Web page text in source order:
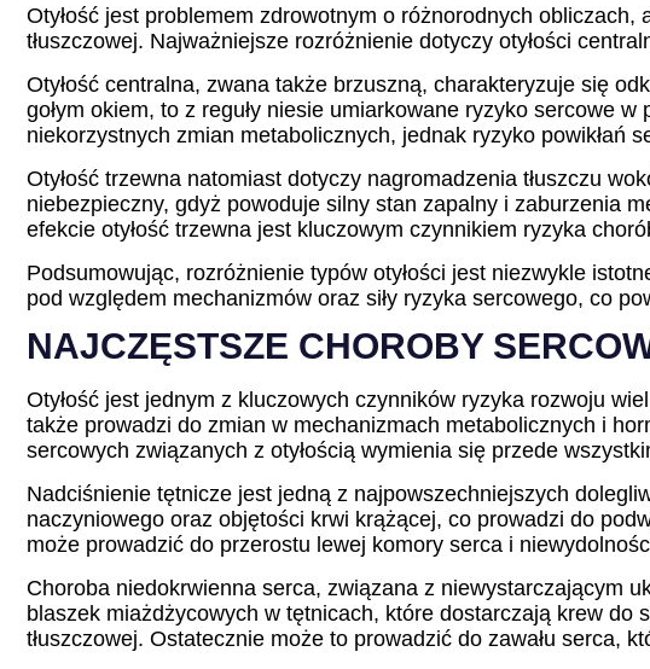
Otyłość jest problemem zdrowotnym o różnorodnych
tłuszczowej. Najważniejsze rozróżnienie dotyczy otyłości
Otyłość centralna, zwana także brzuszną, charakteryzuje się
gołym okiem, to z reguły niesie umiarkowane ryzyko sercowe
niekorzystnych zmian metabolicznych, jednak ryzyko powikłań
Otyłość trzewna natomiast dotyczy nagromadzenia tłuszczu
niebezpieczny, gdyż powoduje silny stan zapalny i zaburzenia
efekcie otyłość trzewna jest kluczowym czynnikiem ryzyka
Podsumowując, rozróżnienie typów otyłości jest niezwykle
pod względem mechanizmów oraz siły ryzyka sercowego, co
NAJCZĘSTSZE CHOROBY
Otyłość jest jednym z kluczowych czynników ryzyka rozwoju
także prowadzi do zmian w mechanizmach metabolicznych i
sercowych związanych z otyłością wymienia się przede
Nadciśnienie tętnicze jest jedną z najpowszechniejszych
naczyniowego oraz objętości krwi krążącej, co prowadzi do
może prowadzić do przerostu lewej komory serca i
Choroba niedokrwienna serca, związana z niewystarczającym
blaszek miażdżycowych w tętnicach, które dostarczają krew do
tłuszczowej. Ostatecznie może to prowadzić do zawału serca,